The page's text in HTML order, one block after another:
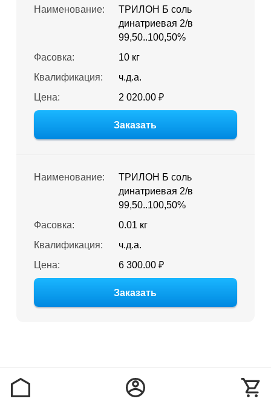
Наименование:
ТРИЛОН Б соль
динатриевая 2/в
99,50..100,50%
Фасовка:
10 кг
Квалификация:
ч.д.а.
Цена:
2 020.00 ₽
Заказать
Наименование:
ТРИЛОН Б соль
динатриевая 2/в
99,50..100,50%
Фасовка:
0.01 кг
Квалификация:
ч.д.а.
Цена:
6 300.00 ₽
Заказать